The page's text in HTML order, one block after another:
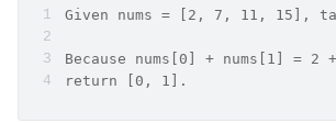
Given nums = [2, 7, 11, 15],
Because nums[0] + nums[1] = 2
return [0, 1].